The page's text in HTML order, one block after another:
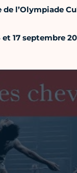
l’Olympiade
et 17 septembre